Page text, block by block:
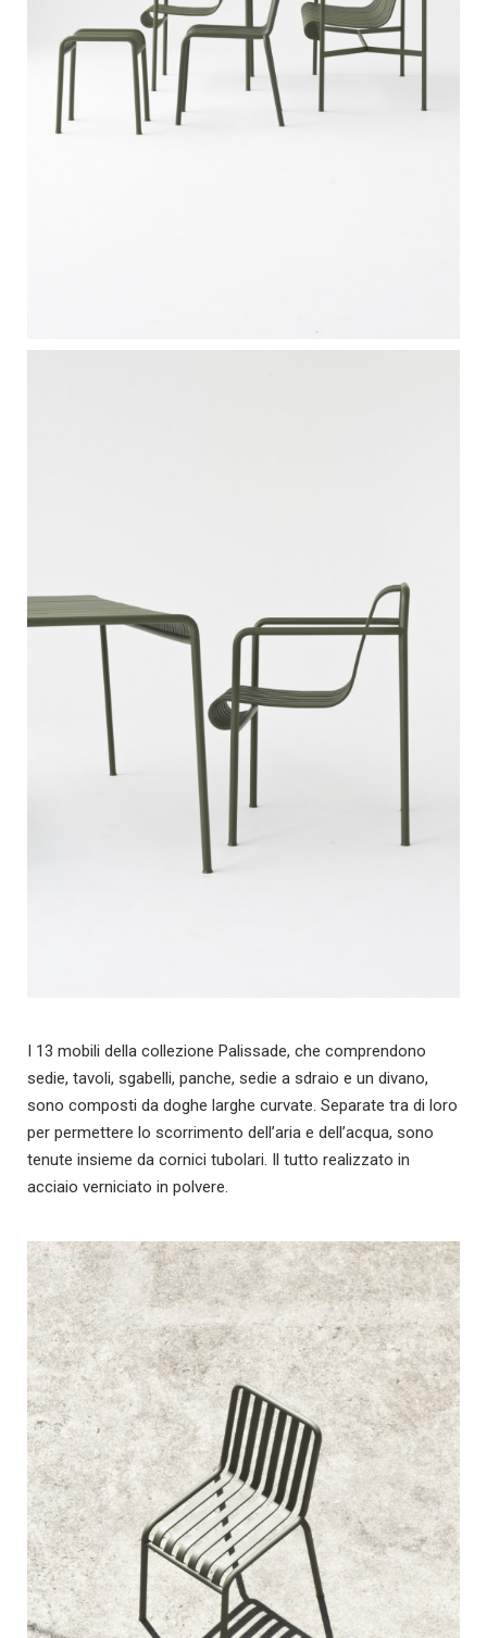
I 13 mobili della collezione Palissade, che comprendono
sedie, tavoli, sgabelli, panche, sedie a sdraio e un divano,
sono composti da doghe larghe curvate. Separate tra di loro
per permettere lo scorrimento dell’aria e dell’acqua, sono
tenute insieme da cornici tubolari. Il tutto realizzato in
acciaio verniciato in polvere.